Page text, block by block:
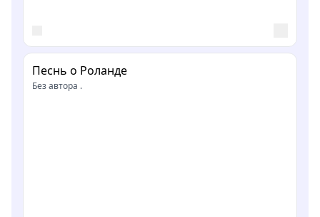
Песнь о Роланде
Без автора .